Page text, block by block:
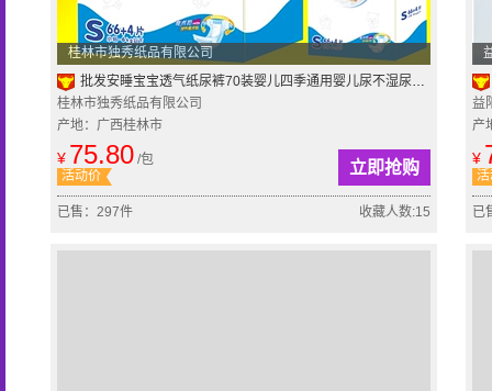
桂林市独秀纸品有限公司
批发安睡宝宝透气纸尿裤70装婴儿四季通用婴儿尿不湿尿布2包邮
桂林市独秀纸品有限公司
产地：广西桂林市
¥ 75.80 /包
活动价
立即抢购
已售：297件 收藏人数:15
益
产
¥
已